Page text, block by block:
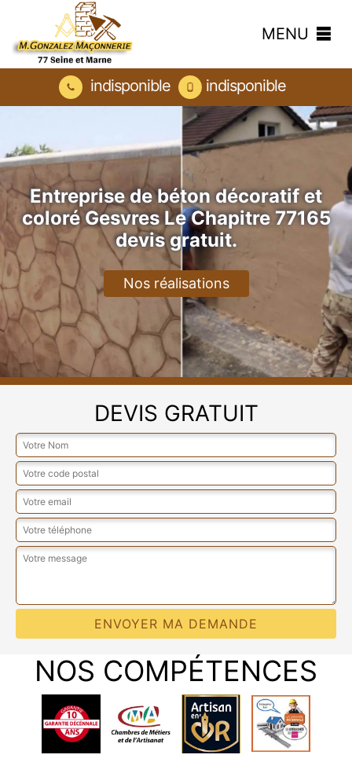
MENU
indisponible indisponible
Entreprise de béton décoratif et
coloré Gesvres Le Chapitre 77165
devis gratuit.
Nos réalisations
DEVIS GRATUIT
NOS COMPÉTENCES